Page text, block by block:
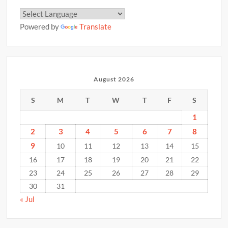
Powered by Translate
August 2026
S M T W T F S
1
2
3 4 5 6 7
8
9
10 11 12 13 14
15
16
17 18 19 20 21
22
23
24 25 26 27 28
29
30
31
« Jul